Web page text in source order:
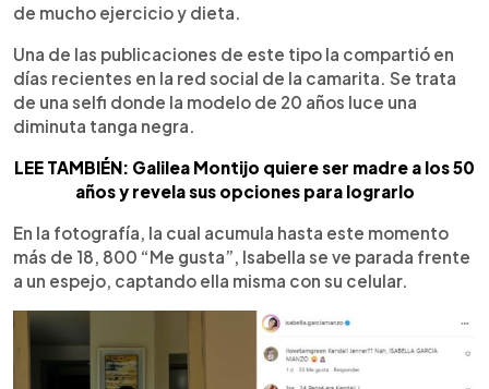
de mucho ejercicio y dieta.
Una de las publicaciones de este tipo la compartió en
días recientes en la red social de la camarita. Se trata
de una selfi donde la modelo de 20 años luce una
diminuta tanga negra.
LEE TAMBIÉN: Galilea Montijo quiere ser madre a los 50
años y revela sus opciones para lograrlo
En la fotografía, la cual acumula hasta este momento
más de 18, 800 “Me gusta”, Isabella se ve parada frente
a un espejo, captando ella misma con su celular.